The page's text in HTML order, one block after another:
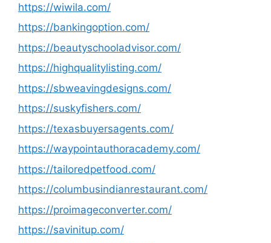
https://wiwila.com/
https://bankingoption.com/
https://beautyschooladvisor.com/
https://highqualitylisting.com/
https://sbweavingdesigns.com/
https://suskyfishers.com/
https://texasbuyersagents.com/
https://waypointauthoracademy.com/
https://tailoredpetfood.com/
https://columbusindianrestaurant.com/
https://proimageconverter.com/
https://savinitup.com/